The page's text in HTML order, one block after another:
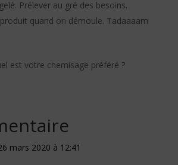
Prélever au gré des besoins.
quand on démoule. Tadaaaam
est votre chemisage préféré ?
mars 2020 à 12:41